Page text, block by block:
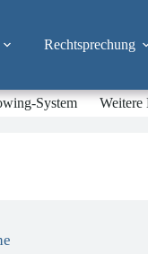
Rechtsprechung
System Weitere